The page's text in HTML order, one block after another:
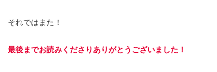
それではまた！
最後までお読みくださりありがとうございました！